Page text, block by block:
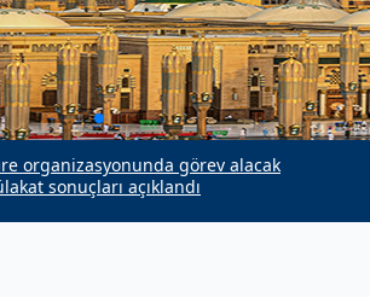
organizasyonunda görev alacak
sonuçları açıklandı